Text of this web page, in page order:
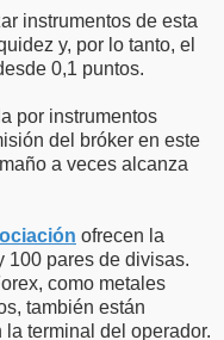
instrumentos de esta
y, por lo tanto, el
0,1 puntos.
por instrumentos
del bróker en este
a veces alcanza
ofrecen la
100 pares de divisas.
como metales
también están
terminal del operador.